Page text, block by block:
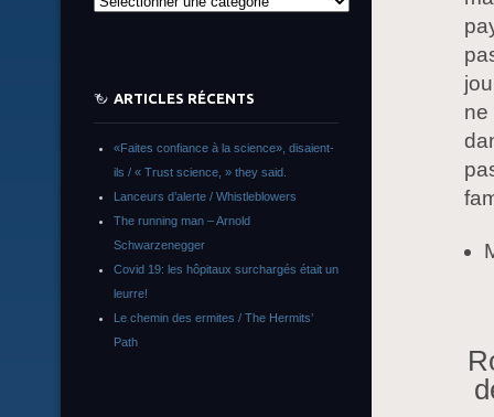
ne
ARTICLES RÉCENTS
«Faites confiance à la science», disaient-
ils / « Trust science, » they said.
Lanceurs d’alerte / Whistleblowers
The running man – Arnold
Schwarzenegger
Covid 19: les hôpitaux surchargés était un
leurre!
Le chemin des ermites / The Hermits’
Path